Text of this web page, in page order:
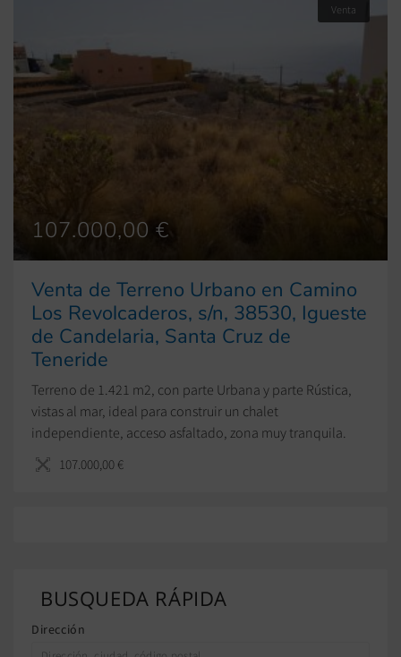
Venta
107.000,00 €
Venta de Terreno Urbano en Camino
Los Revolcaderos, s/n, 38530, Igueste
de Candelaria, Santa Cruz de
Teneride
Terreno de 1.421 m2, con parte Urbana y parte Rústica,
vistas al mar, ideal para construir un chalet
independiente, acceso asfaltado, zona muy tranquila.
107.000,00 €
BUSQUEDA RÁPIDA
Dirección